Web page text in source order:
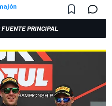
FUENTE PRINCIPAL